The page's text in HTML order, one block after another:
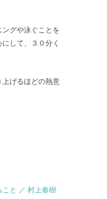
グや泳ぐことを
して、３０分く
上げるほどの熱意
と ／ 村上春樹